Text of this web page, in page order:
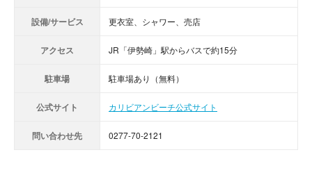
設備/サービス 更衣室、シャワー、売店
アクセス JR「伊勢崎」駅からバスで約15分
駐車場 駐車場あり（無料）
公式サイト カリビアンビーチ公式サイト
問い合わせ先 0277-70-2121